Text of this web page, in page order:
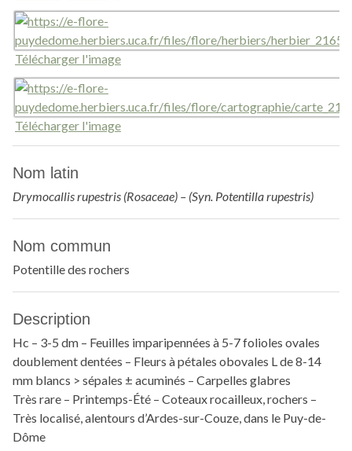
Télécharger l'image
Télécharger l'image
Nom latin
Drymocallis rupestris (Rosaceae) – (Syn. Potentilla rupestris)
Nom commun
Potentille des rochers
Description
Hc – 3-5 dm – Feuilles imparipennées à 5-7 folioles ovales
doublement dentées – Fleurs à pétales obovales L de 8-14
mm blancs > sépales ± acuminés – Carpelles glabres
Très rare – Printemps-Été – Coteaux rocailleux, rochers –
Très localisé, alentours d’Ardes-sur-Couze, dans le Puy-de-
Dôme